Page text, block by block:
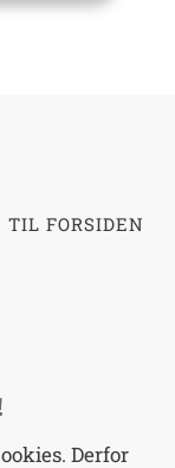
TIL FORSIDEN
Derfor